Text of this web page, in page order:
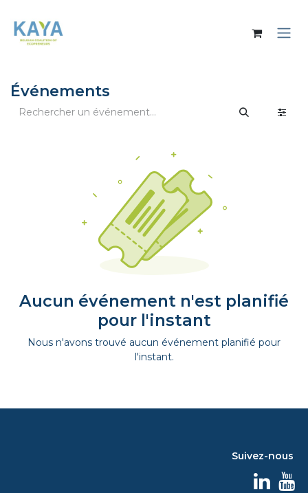
Événements
Aucun événement n'est planifié
pour l'instant
Nous n'avons trouvé aucun événement planifié pour
l'instant.
Suivez-nous